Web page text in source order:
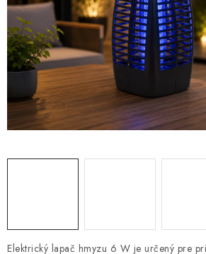
SAMSUNG SVIETIDLÁ
SOLÁRNE SYSTÉMY
SEZÓNNE VÝPREDAJE
DOM A ZÁHRADA
OBCHODNÉ PODMIENKY
O NÁS - MEGALED & JANTON
Elektrický lapač hmyzu 6 W je určený pre